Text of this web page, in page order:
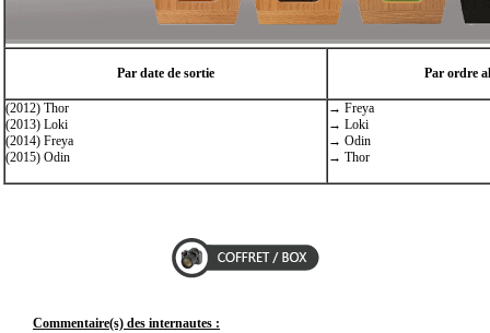
Par date de sortie Par ordre
(2012) Thor
(2013) Loki
(2014) Freya
(2015) Odin
→ Freya
→ Loki
→ Odin
→ Thor
Commentaire(s) des internautes :